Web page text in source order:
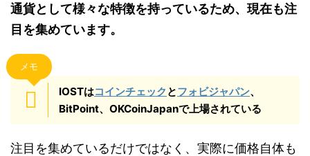
通貨として様々な特徴を持っているため、現在も注
目を集めています。
メモ
IOSTはコインチェック とフォビジャパン、
BitPoint、OKCoinJapanで上場されている
注目を集めているだけではなく、実際に価格自体も